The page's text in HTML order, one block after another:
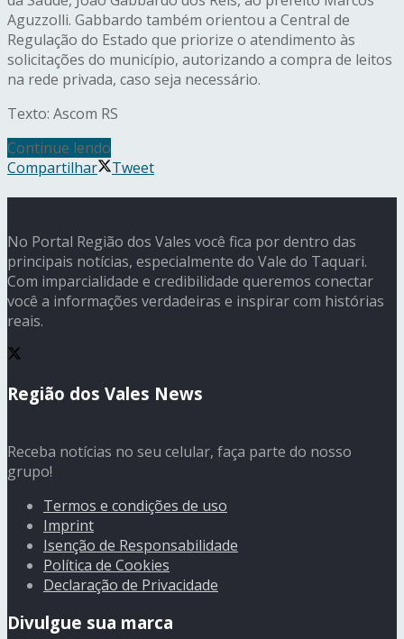
Aguzzolli. Gabbardo também orientou a Central de
Regulação do Estado que priorize o atendimento às
solicitações do município, autorizando a compra de leitos
na rede privada, caso seja necessário.
Texto: Ascom RS
Continue lendo
Compartilhar
Tweet
No Portal Região dos Vales você fica por dentro das
principais notícias, especialmente do Vale do Taquari.
Com imparcialidade e credibilidade queremos conectar
você a informações verdadeiras e inspirar com histórias
reais.
Região dos Vales News
Receba notícias no seu celular, faça parte do nosso
grupo!
Termos e condições de uso
Imprint
Isenção de Responsabilidade
Política de Cookies
Declaração de Privacidade
Divulgue sua marca